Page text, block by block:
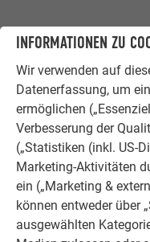
INFORMATIONEN ZU
Wir verwenden auf
Datenerfassung, um
ermöglichen
Verbesserung der
(„Statistiken (inkl. US-
Marketing-Aktivitäten
ein („Marketing &
können entweder über
ausgewählten
ERFAHRUNGSBERICHTE
ZUFRIEDENE KUNDEN
Ob Bauherr,
Architekt - die
unserer Kunden
Deshalb